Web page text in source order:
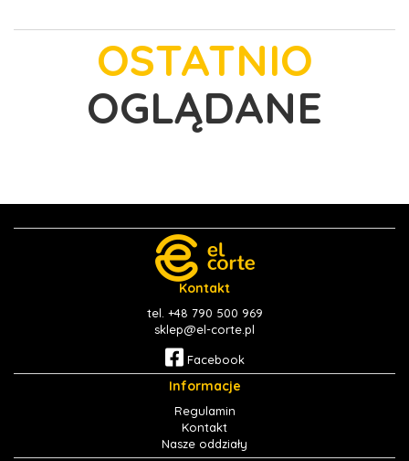
OSTATNIO
OGLĄDANE
Kontakt
tel. +48 790 500 969
sklep@el-corte.pl
Facebook
Informacje
Regulamin
Kontakt
Nasze oddziały